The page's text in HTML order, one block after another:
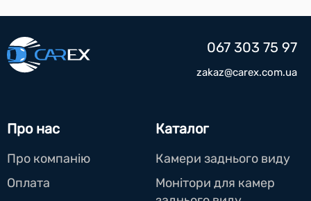
Про нас
Про компанію
Оплата
Каталог
Камери заднього виду
Монітори для камер
067 303 75 97
zakaz@carex.com.ua